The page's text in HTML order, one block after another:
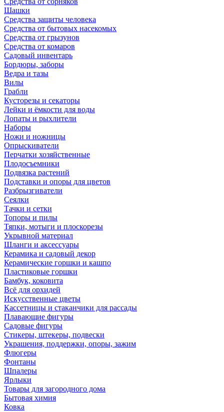
Шашки
Средства защиты человека
Средства от бытовых насекомых
Средства от грызунов
Средства от комаров
Садовый инвентарь
Бордюры, заборы
Ведра и тазы
Вилы
Грабли
Кусторезы и секаторы
Лейки и ёмкости для воды
Лопаты и рыхлители
Наборы
Ножи и ножницы
Опрыскиватели
Перчатки хозяйственные
Плодосъемники
Подвязка растений
Подставки и опоры для цветов
Разбрызгиватели
Сеялки
Тачки и сетки
Топоры и пилы
Тяпки, мотыги и плоскорезы
Укрывной материал
Шланги и аксессуары
Керамика и садовый декор
Керамические горшки и кашпо
Пластиковые горшки
Бамбук, коковита
Всё для орхидей
Искусственные цветы
Кассетницы и стаканчики для рассады
Плавающие фигуры
Садовые фигуры
Стикеры, штекеры, подвески
Украшения, поддержки, опоры, зажим
Флюгеры
Фонтаны
Шпалеры
Ярлыки
Товары для загородного дома
Бытовая химия
Ковка